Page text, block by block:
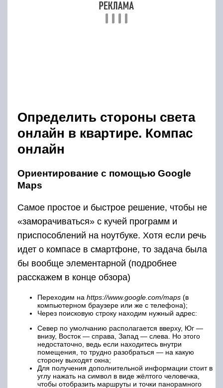
Определить стороны света
онлайн в квартире. Компас
онлайн
Ориентирование с помощью Google
Maps
Самое простое и быстрое решение, чтобы не
«заморачиваться» с кучей программ и
приспособлений на ноутбуке. Хотя если речь
идет о компасе в смартфоне, то задача была
бы вообще элементарной (подробнее
расскажем в конце обзора)
Переходим на https://www.google.com/maps (в
компьютерном браузере или же с телефона);
Через поисковую строку находим нужный адрес:
Север по умолчанию располагается вверху, Юг —
внизу, Восток — справа, Запад — слева. Но этого
недостаточно, ведь если находитесь внутри
помещения, то трудно разобраться — на какую
сторону выходят окна;
Для получения дополнительной информации стоит в
углу нажать на символ в виде жёлтого человечка,
чтобы отобразить маршруты и точки панорамного